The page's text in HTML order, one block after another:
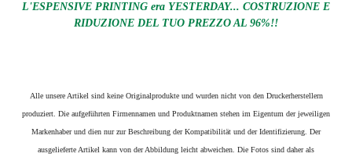
L'ESPENSIVE PRINTING era YESTERDAY... COSTRUZIONE E
RIDUZIONE DEL TUO PREZZO AL 96%!!
Alle unsere Artikel sind keine Originalprodukte und wurden nicht von den Druckerherstellern
produziert. Die aufgeführten Firmennamen und Produktnamen stehen im Eigentum der jeweiligen
Markenhaber und dien nur zur Beschreibung der Kompatibilität und der Identifizierung. Der
ausgelieferte Artikel kann von der Abbildung leicht abweichen. Die Fotos sind daher als